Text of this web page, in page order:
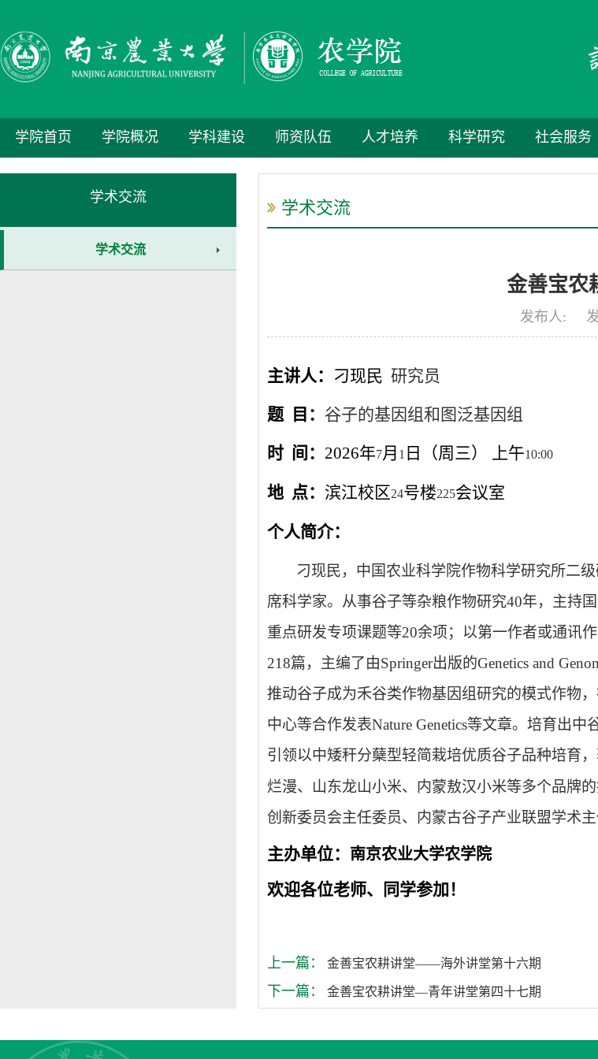
学院首页 学院概况 学科建设 师资队伍 人才培养 科学研究 社会服务
学术交流
学术交流
学术交流
金善宝农
发布人: 发
主讲人： 刁现民 研究员
题 目： 谷子的基因组和图泛基因组
时 间： 2026年7月 1 日（周三） 上午10:00
地 点： 滨江校区24号楼225会议室
个人简介：
刁现民，中国农业科学院作物科学研究所二
席科学家。从事谷子等杂粮作物研究40年，主持
重点研发专项课题等20余项；以第一作者或通讯
218篇，主编了由Springer出版的Genetics and
推动谷子成为禾谷类作物基因组研究的模式作物
中心等合作发表Nature Genetics等文章。培育出中
引领以中矮秆分蘖型轻简栽培优质谷子品种培育
烂漫、山东龙山小米、内蒙敖汉小米等多个品牌的
创新委员会主任委员、内蒙古谷子产业联盟学术
主办单位： 南京农业大学农学院
欢迎各位老师、同学参加！
上一篇： 金善宝农耕讲堂——海外讲堂第十六期
下一篇： 金善宝农耕讲堂—青年讲堂第四十七期